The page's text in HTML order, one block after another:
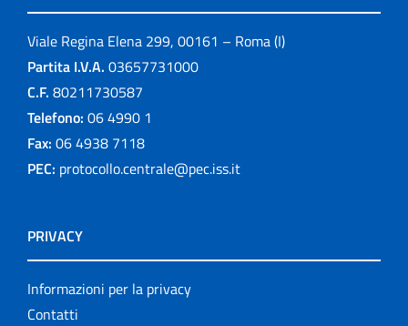
Viale Regina Elena 299, 00161 – Roma (I)
Partita I.V.A. 03657731000
C.F. 80211730587
Telefono: 06 4990 1
Fax: 06 4938 7118
PEC: protocollo.centrale@pec.iss.it
PRIVACY
Informazioni per la privacy
Contatti